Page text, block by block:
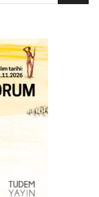
Hakkı Ercan. İlk
serisinin ilk
Zaimler
Ayna,
yayımlandığı
Geçenler, Bir
Deniz